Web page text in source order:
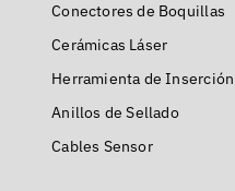
Conectores de Boquillas
Cerámicas Láser
Herramienta de
Anillos de Sellado
Cables Sensor